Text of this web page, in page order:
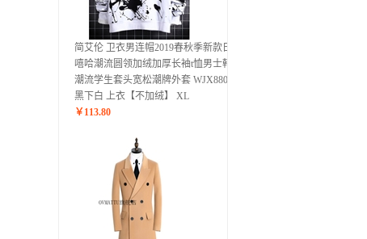
简艾伦 卫衣男连帽2019春秋季新款日系
嘻哈潮流圆领加绒加厚长袖t恤男士韩版
潮流学生套头宽松潮牌外套 WJX8808上
黑下白 上衣【不加绒】 XL
￥ 113.80